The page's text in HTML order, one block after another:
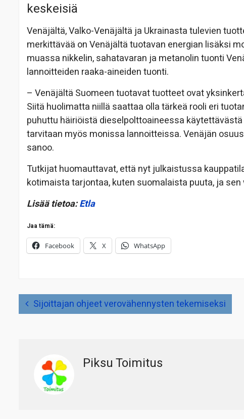
keskeisiä
Venäjältä, Valko-Venäjältä ja Ukrainasta tulevien
merkittävää on Venäjältä tuotavan energian lisäksi
muassa nikkelin, sahatavaran ja metanolin tuonti
lannoitteiden raaka-aineiden tuonti.
– Venäjältä Suomeen tuotavat tuotteet ovat
Siitä huolimatta niillä saattaa olla tärkeä rooli eri
puhuttu häiriöistä dieselpolttoaineessa
tarvitaan myös monissa lannoitteissa. Venäjän
sanoo.
Tutkijat huomauttavat, että nyt julkaistussa
kotimaista tarjontaa, kuten suomalaista puuta, ja
Lisää tietoa:Etla
Jaa tämä:
Facebook X WhatsApp
Artikkelien
selausSijoittajan ohjeet verovähennysten tekemiseksi
Piksu Toimitus